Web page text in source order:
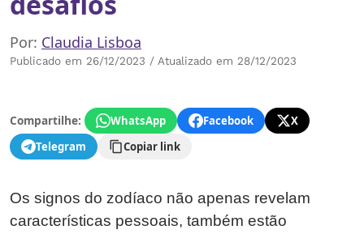
Por: Claudia Lisboa
Publicado em 26/12/2023 / Atualizado em 28/12/2023
Compartilhe: WhatsApp Facebook
X
Telegram
Copiar link
Os signos do zodíaco não apenas revelam
características pessoais, também estão